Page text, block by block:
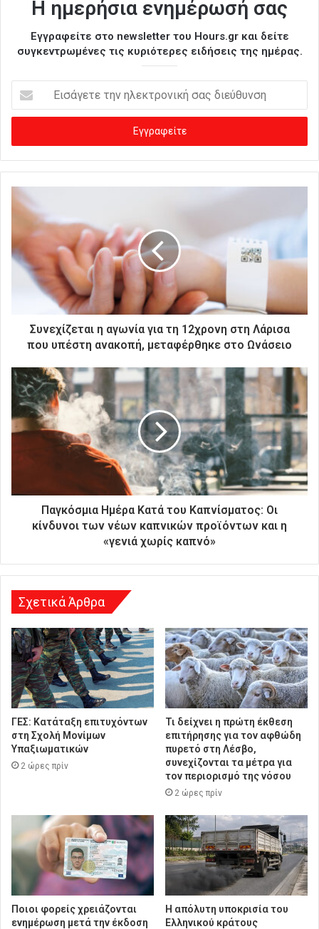
Η ημερήσια ενημέρωσή σας
Εγγραφείτε στο newsletter του Hours.gr και δείτε
συγκεντρωμένες τις κυριότερες ειδήσεις της ημέρας.
σ
γ
ε
ν
η
κ
σ
α
ε
σ
Συνεχίζεται η αγωνία για τη 12χρονη στη Λάρισα
που υπέστη ανακοπή, μεταφέρθηκε στο Ωνάσειο
Παγκόσμια Ημέρα Κατά του Καπνίσματος: Οι
κίνδυνοι των νέων καπνικών προϊόντων και η
«γενιά χωρίς καπνό»
Σχετικά Άρθρα
ΓΕΣ: Κατάταξη επιτυχόντων
στη Σχολή Μονίμων
Υπαξιωματικών
2 ώρες πρίν
Τι δείχνει η πρώτη έκθεση
επιτήρησης για τον αφθώδη
πυρετό στη Λέσβο,
συνεχίζονται τα μέτρα για
τον περιορισμό της νόσου
2 ώρες πρίν
Ποιοι φορείς χρειάζονται
ενημέρωση μετά την έκδοση
Η απόλυτη υποκρισία του
Ελληνικού κράτους